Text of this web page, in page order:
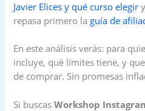
Javier Elices y qué curso elegir
repasa primero la guía de
En este análisis verás: para
incluye, qué límites tiene, y
de comprar. Sin promesas
Si buscasWorkshop